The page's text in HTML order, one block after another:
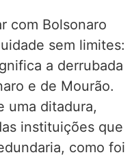
com Bolsonaro
sem limites:
a derrubada
e de Mourão.
uma ditadura,
instituições que
como foi